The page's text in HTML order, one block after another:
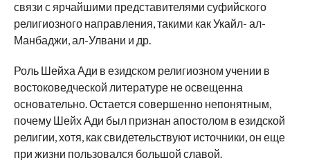
связи с ярчайшими представителями суфийского
религиозного направления, такими как Укайл- ал-
Манбаджи, ал-Улвани и др.
Роль Шейха Ади в езидском религиозном учении в
востоковедческой литературе не освещенна
основательно. Остается совершенно непонятным,
почему Шейх Ади был признан апостолом в езидской
религии, хотя, как свидетельствуют источники, он еще
при жизни пользовался большой славой.